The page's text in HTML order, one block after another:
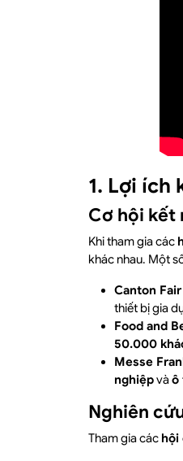
1. Lợi ích
Cơ hội kết
Khi tham gia các
khác nhau. Một
Canton
thiết bị gia
Food and
50.000
Messe
nghiệpvàô
Nghiên
Tham gia các hội